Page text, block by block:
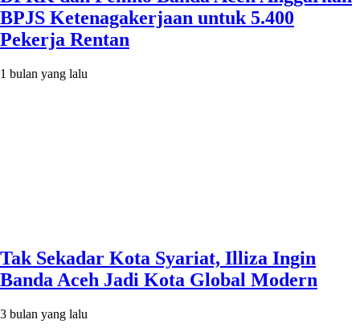
BPJS Ketenagakerjaan untuk 5.400
Pekerja Rentan
1 bulan yang lalu
Tak Sekadar Kota Syariat, Illiza Ingin
Banda Aceh Jadi Kota Global Modern
3 bulan yang lalu